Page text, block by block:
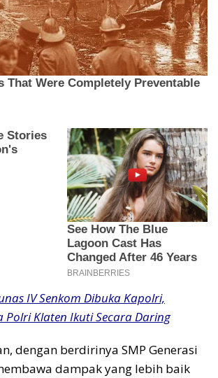
IV Senkom Dibuka Kapolri,
Polri Klaten Ikuti Secara Daring
dengan berdirinya SMP Generasi
dampak yang lebih baik